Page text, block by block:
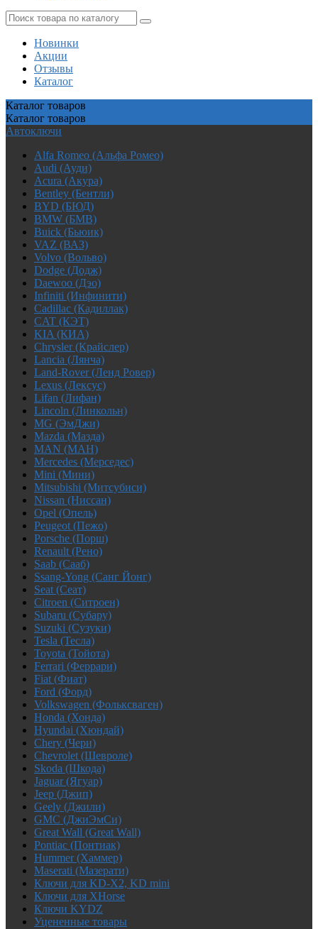
Новинки
Акции
Отзывы
Каталог
Каталог товаров
Каталог товаров
Автоключи
Alfa Romeo (Альфа Ромео)
Audi (Ауди)
Acura (Акура)
Bentley (Бентли)
BYD (БЮД)
BMW (БМВ)
Buick (Бьюик)
VAZ (ВАЗ)
Volvo (Вольво)
Dodge (Додж)
Daewoo (Дэо)
Infiniti (Инфинити)
Cadillac (Кадиллак)
CAT (КЭТ)
KIA (КИА)
Chrysler (Крайслер)
Lancia (Лянча)
Land-Rover (Ленд Ровер)
Lexus (Лексус)
Lifan (Лифан)
Lincoln (Линкольн)
MG (ЭмДжи)
Mazda (Мазда)
MAN (МАН)
Mercedes (Мерседес)
Mini (Мини)
Mitsubishi (Митсубиси)
Nissan (Ниссан)
Opel (Опель)
Peugeot (Пежо)
Porsche (Порш)
Renault (Рено)
Saab (Сааб)
Ssang-Yong (Санг Йонг)
Seat (Сеат)
Citroen (Ситроен)
Subaru (Субару)
Suzuki (Сузуки)
Tesla (Тесла)
Toyota (Тойота)
Ferrari (Феррари)
Fiat (Фиат)
Ford (Форд)
Volkswagen (Фольксваген)
Honda (Хонда)
Hyundai (Хюндай)
Chery (Чери)
Chevrolet (Шевроле)
Skoda (Шкода)
Jaguar (Ягуар)
Jeep (Джип)
Geely (Джили)
GMC (ДжиЭмСи)
Great Wall (Great Wall)
Pontiac (Понтиак)
Hummer (Хаммер)
Maserati (Мазерати)
Ключи для KD-X2, KD mini
Ключи для XHorse
Ключи KYDZ
Уцененные товары